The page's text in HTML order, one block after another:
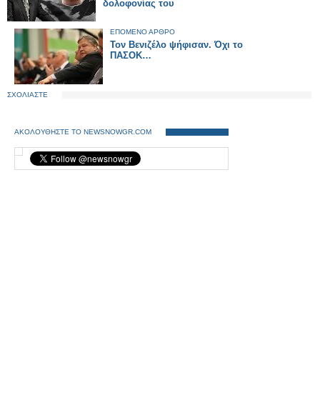
δολοφονίας του
ΕΠΟΜΕΝΟ ΑΡΘΡΟ
Τον Βενιζέλο ψήφισαν. Όχι το
ΠΑΣΟΚ…
ΣΧΟΛΙΑΣΤΕ
ΑΚΟΛΟΥΘΗΣΤΕ ΤΟ NEWSNOWGR.COM